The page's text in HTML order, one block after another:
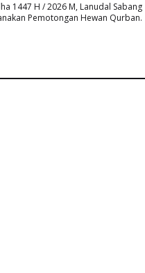
1447 H / 2026 M, Lanudal Sabang
Pemotongan Hewan Qurban.